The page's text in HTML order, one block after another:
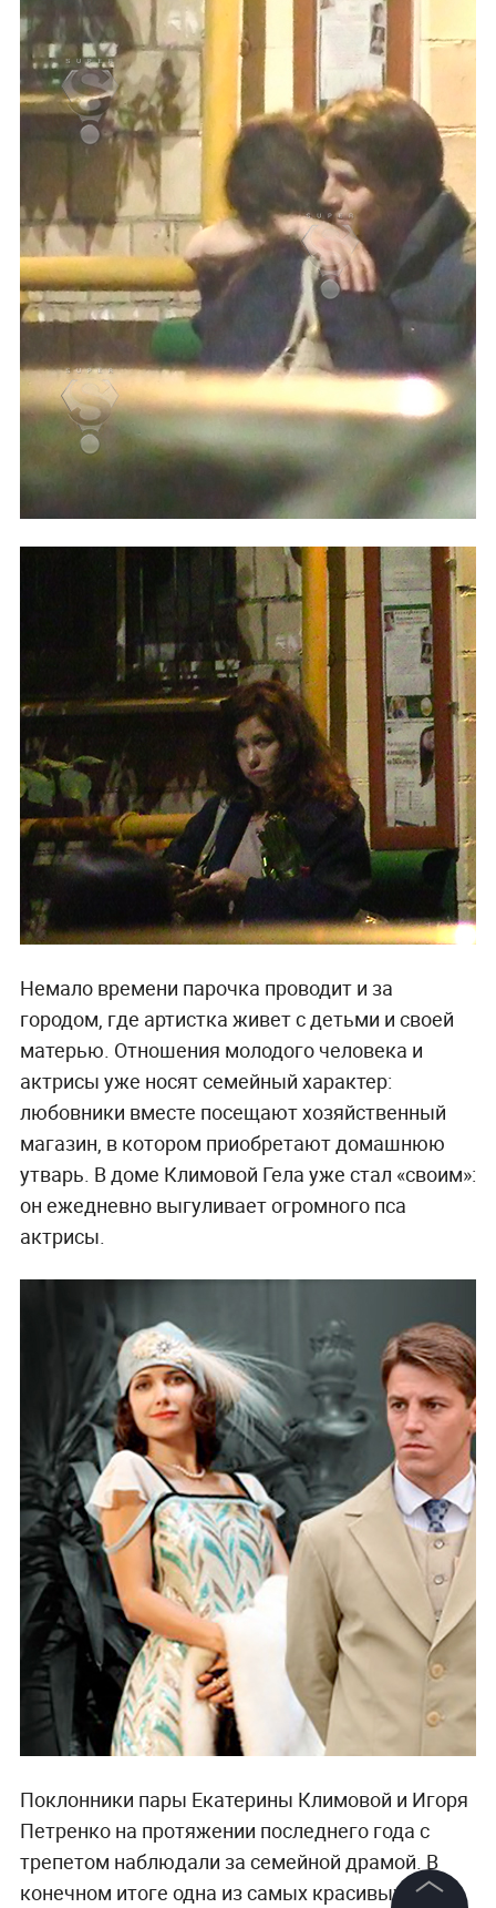
Немало времени парочка проводит и за
городом, где артистка живет с детьми и своей
матерью. Отношения молодого человека и
актрисы уже носят семейный характер:
любовники вместе посещают хозяйственный
магазин, в котором приобретают домашнюю
утварь. В доме Климовой Гела уже стал «своим»:
он ежедневно выгуливает огромного пса
актрисы.
Поклонники пары Екатерины Климовой и Игоря
Петренко на протяжении последнего года с
трепетом наблюдали за семейной драмой. В
конечном итоге одна из самых красивых